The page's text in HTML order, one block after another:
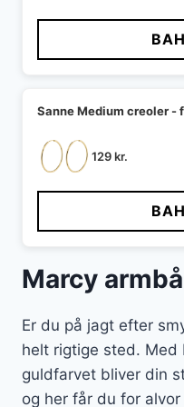
Sanne Medium creoler -
129kr.
Marcy
Er du på jagt efter
helt rigtige sted. Med
guldfarvet bliver din
og her får du for